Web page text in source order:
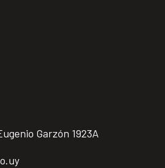
Garzón 1923A